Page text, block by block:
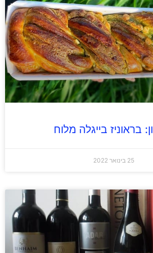
בראוניז בייגלה מלוח
25 בינואר 2022